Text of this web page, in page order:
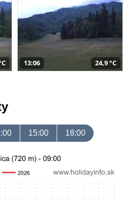
13:06 24,9 °C
15:00 18:00